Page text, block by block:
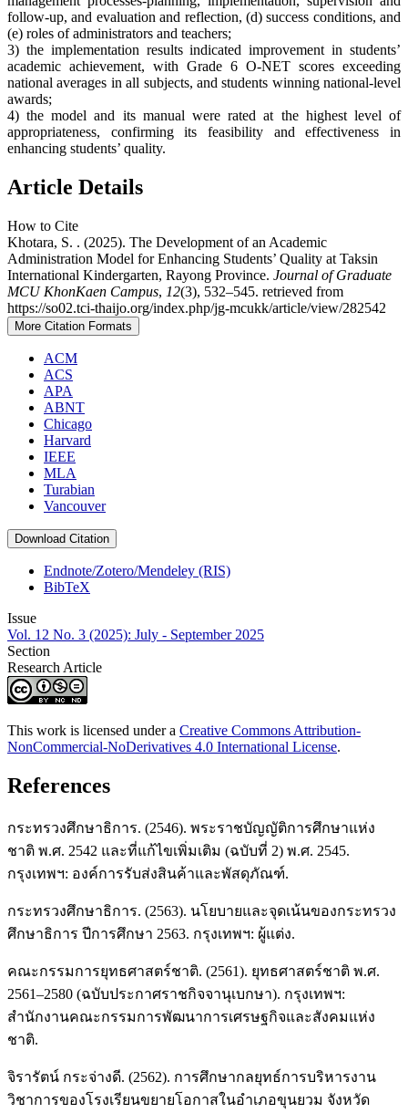
follow-up, and evaluation and reflection, (d) success conditions, and
(e) roles of administrators and teachers;
3) the implementation results indicated improvement in students’
academic achievement, with Grade 6 O-NET scores exceeding
national averages in all subjects, and students winning national-level
awards;
4) the model and its manual were rated at the highest level of
appropriateness, confirming its feasibility and effectiveness in
enhancing students’ quality.
Article Details
How to Cite
Khotara, S. . (2025). The Development of an Academic
Administration Model for Enhancing Students’ Quality at Taksin
International Kindergarten, Rayong Province. Journal of Graduate
MCU KhonKaen Campus, 12(3), 532–545. retrieved from
https://so02.tci-thaijo.org/index.php/jg-mcukk/article/view/282542
More Citation Formats
ACM
ACS
APA
ABNT
Chicago
Harvard
IEEE
MLA
Turabian
Vancouver
Download Citation
Endnote/Zotero/Mendeley (RIS)
BibTeX
Issue
Vol. 12 No. 3 (2025): July - September 2025
Section
Research Article
This work is licensed under a Creative Commons Attribution-
NonCommercial-NoDerivatives 4.0 International License.
References
กระทรวงศึกษาธิการ. (2546). พระราชบัญญัติการศึกษาแห่ง
ชาติ พ.ศ. 2542 และที่แก้ไขเพิ่มเติม (ฉบับที่ 2) พ.ศ. 2545.
กรุงเทพฯ: องค์การรับส่งสินค้าและพัสดุภัณฑ์.
กระทรวงศึกษาธิการ. (2563). นโยบายและจุดเน้นของกระทรวง
ศึกษาธิการ ปีการศึกษา 2563. กรุงเทพฯ: ผู้แต่ง.
คณะกรรมการยุทธศาสตร์ชาติ. (2561). ยุทธศาสตร์ชาติ พ.ศ.
2561–2580 (ฉบับประกาศราชกิจจานุเบกษา). กรุงเทพฯ:
สำนักงานคณะกรรมการพัฒนาการเศรษฐกิจและสังคมแห่ง
ชาติ.
จิรารัตน์ กระจ่างดี. (2562). การศึกษากลยุทธ์การบริหารงาน
วิชาการของโรงเรียนขยายโอกาสในอำเภอขุนยวม จังหวัด